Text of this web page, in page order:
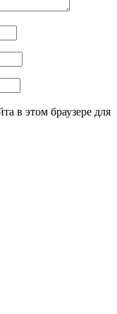
в этом браузере для